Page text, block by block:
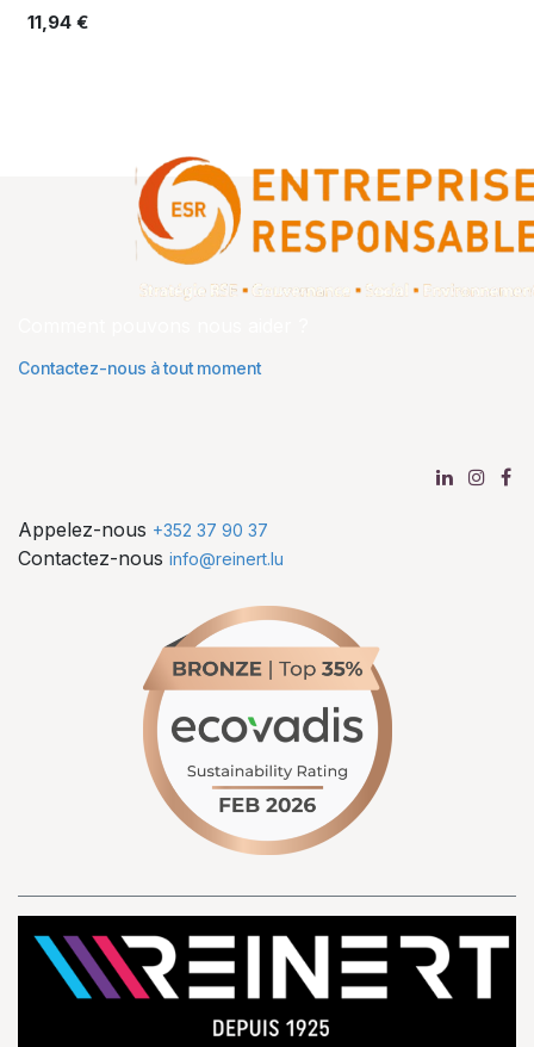
11,94 €
Contactez-nous à tout moment
Appelez-nous +352 37 90 37
Contactez-nous info@reinert.lu